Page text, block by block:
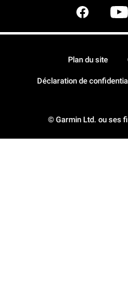
© Garmin Ltd. ou ses
Plan du site
Déclaration de